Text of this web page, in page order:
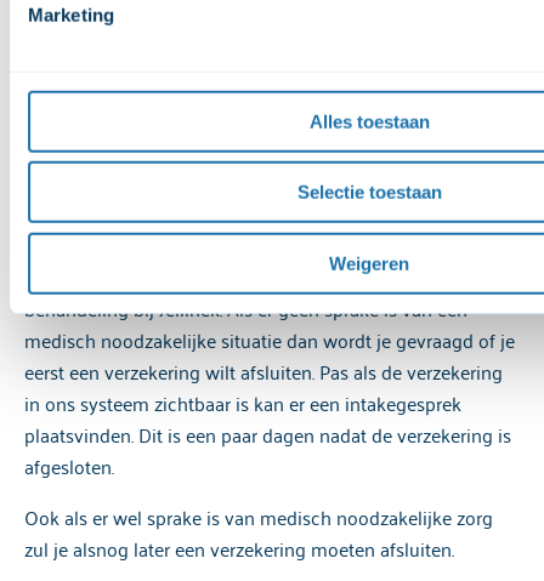
Marketing
Alles toestaan
Selectie toestaan
Weigeren
hoe je hulp kunt krijgen als je ongedocumenteerd en
no medical insurence and papers in The Netherlands?
Onverzekerd
Als je onverzekerd bent kun je je aanmelden voor een
behandeling bij Jellinek. Als er geen sprake is van een
medisch noodzakelijke situatie dan wordt je gevraagd of je
eerst een verzekering wilt afsluiten. Pas als de verzekering
in ons systeem zichtbaar is kan er een intakegesprek
plaatsvinden. Dit is een paar dagen nadat de verzekering is
afgesloten.
Ook als er wel sprake is van medisch noodzakelijke zorg
zul je alsnog later een verzekering moeten afsluiten.